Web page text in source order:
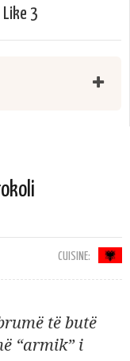
Like 3
CUISINE:
të butë
“armik” i